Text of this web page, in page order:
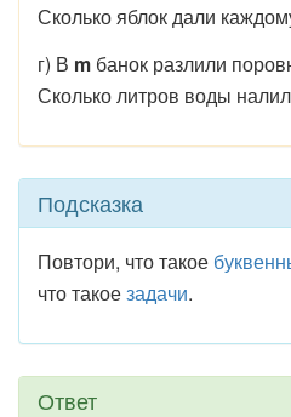
Сколько яблок дали
г) В m банок разлили
Сколько литров воды
Подсказка
Повтори, что такое
что такоезадачи.
Ответ